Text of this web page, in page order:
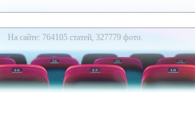
На сайте: 764105 статей, 327779 фото.